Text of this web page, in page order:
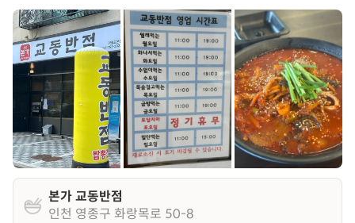
본가 교동반점
인천 영종구 화랑목로 50-8